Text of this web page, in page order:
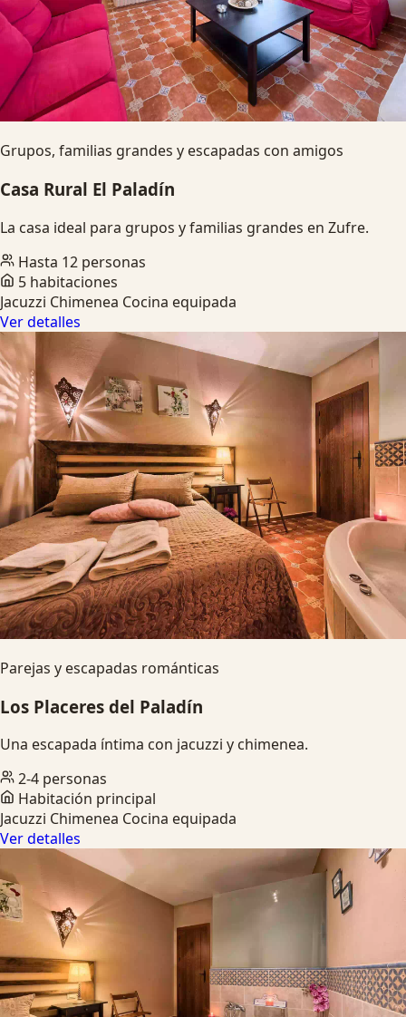
Grupos, familias grandes y escapadas con amigos
Casa Rural El Paladín
La casa ideal para grupos y familias grandes en Zufre.
Hasta 12 personas
5 habitaciones
Jacuzzi Chimenea Cocina equipada
Ver detalles
Parejas y escapadas románticas
Los Placeres del Paladín
Una escapada íntima con jacuzzi y chimenea.
2-4 personas
Habitación principal
Jacuzzi Chimenea Cocina equipada
Ver detalles